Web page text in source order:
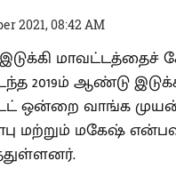
2021, 08:42 AM
மாவட்டத்தைச்
2019ம் ஆண்டு
ஒன்றை வாங்க
மற்றும் மகேஷ்